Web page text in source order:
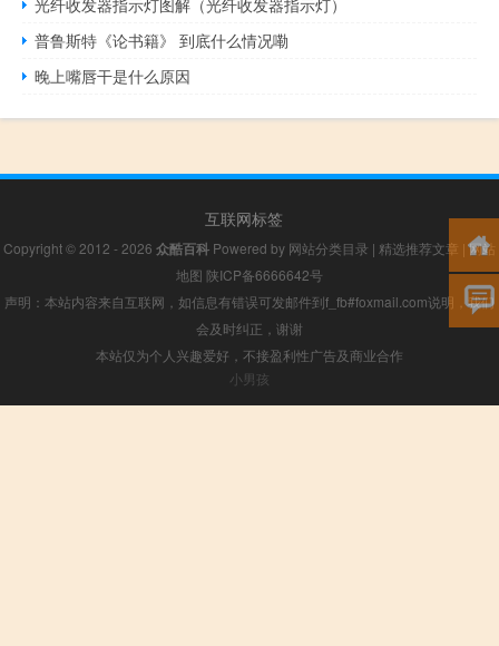
光纤收发器指示灯图解（光纤收发器指示灯）
普鲁斯特《论书籍》 到底什么情况嘞
晚上嘴唇干是什么原因
互联网标签
Copyright © 2012 - 2026 众酷百科 Powered by 网站分类目录 | 精选推荐文章 |网站
地图 陕ICP备6666642号
声明：本站内容来自互联网，如信息有错误可发邮件到f_fb#foxmail.com说明，我们
会及时纠正，谢谢
本站仅为个人兴趣爱好，不接盈利性广告及商业合作
小男孩